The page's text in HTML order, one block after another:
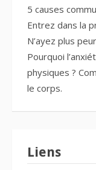
5 causes
Entrez dans la
N’ayez plus
Pourquoi
physiques ?
le corps.
Liens